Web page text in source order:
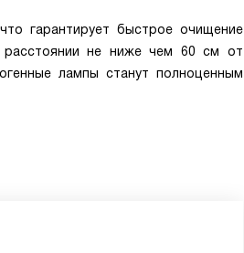
гарантирует быстрое очищение
расстоянии не ниже чем 60 см от
лампы станут полноценным